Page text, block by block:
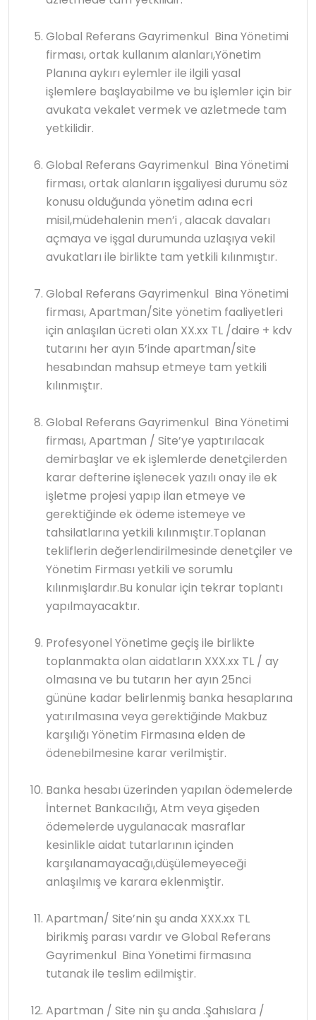
Global Referans Gayrimenkul Bina Yönetimi
firması, ortak kullanım alanları,Yönetim
Planına aykırı eylemler ile ilgili yasal
işlemlere başlayabilme ve bu işlemler için bir
avukata vekalet vermek ve azletmede tam
yetkilidir.
Global Referans Gayrimenkul Bina Yönetimi
firması, ortak alanların işgaliyesi durumu söz
konusu olduğunda yönetim adına ecri
misil,müdehalenin men’i , alacak davaları
açmaya ve işgal durumunda uzlaşıya vekil
avukatları ile birlikte tam yetkili kılınmıştır.
Global Referans Gayrimenkul Bina Yönetimi
firması, Apartman/Site yönetim faaliyetleri
için anlaşılan ücreti olan XX.xx TL /daire + kdv
tutarını her ayın 5’inde apartman/site
hesabından mahsup etmeye tam yetkili
kılınmıştır.
Global Referans Gayrimenkul Bina Yönetimi
firması, Apartman / Site’ye yaptırılacak
demirbaşlar ve ek işlemlerde denetçilerden
karar defterine işlenecek yazılı onay ile ek
işletme projesi yapıp ilan etmeye ve
gerektiğinde ek ödeme istemeye ve
tahsilatlarına yetkili kılınmıştır.Toplanan
tekliflerin değerlendirilmesinde denetçiler ve
Yönetim Firması yetkili ve sorumlu
kılınmışlardır.Bu konular için tekrar toplantı
yapılmayacaktır.
Profesyonel Yönetime geçiş ile birlikte
toplanmakta olan aidatların XXX.xx TL / ay
olmasına ve bu tutarın her ayın 25nci
gününe kadar belirlenmiş banka hesaplarına
yatırılmasına veya gerektiğinde Makbuz
karşılığı Yönetim Firmasına elden de
ödenebilmesine karar verilmiştir.
Banka hesabı üzerinden yapılan ödemelerde
İnternet Bankacılığı, Atm veya gişeden
ödemelerde uygulanacak masraflar
kesinlikle aidat tutarlarının içinden
karşılanamayacağı,düşülemeyeceği
anlaşılmış ve karara eklenmiştir.
Apartman/ Site’nin şu anda XXX.xx TL
birikmiş parası vardır ve Global Referans
Gayrimenkul Bina Yönetimi firmasına
tutanak ile teslim edilmiştir.
Apartman / Site nin şu anda .Şahıslara /